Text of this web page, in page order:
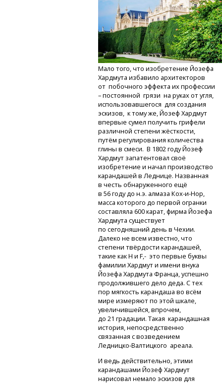
Мало того, что изобретение Йозефа
Хардмута избавило архитекторов
от побочного эффекта их профессии
– постоянной грязи на руках от угля,
использовавшегося для создания
эскизов, к тому же, Йозеф Хардмут
впервые сумел получить грифели
различной степени жёсткости,
путём регулирования количества
глины в смеси. В 1802 году Йозеф
Хардмут запатентовал своё
изобретение и начал производство
карандашей в Леднице. Названная
в честь обнаруженного ещё
в 56 году до н.э. алмазаКох-и-Нор,
масса которого до первой огранки
составляла 600 карат, фирма Йозефа
Хардмута существует
по сегодняшний день в Чехии.
Далеко не всем известно, что
степени твёрдости карандашей,
такие какH и F,- это первые буквы
фамилии Хардмут и имени внука
Йозефа Хардмута Франца, успешно
продолжившего дело деда. С тех
пор мягкость карандаша во всём
мире измеряют по этой шкале,
увеличившейся, впрочем,
до 21 градации. Такая карандашная
история, непосредственно
связанная с возведением
Ледницко-Валтицкого ареала.
И ведь действительно, этими
карандашами Йозеф Хардмут
нарисовал немало эскизов для